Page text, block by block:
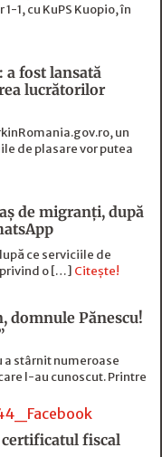
1, cu KuPS Kuopio, în
a fost lansată
lucrătorilor
un
de plasare vor putea
de migranți, după
ce serviciile de
o […] Citește!
domnule Pănescu!
stârnit numeroase
l-au cunoscut. Printre
fiscal